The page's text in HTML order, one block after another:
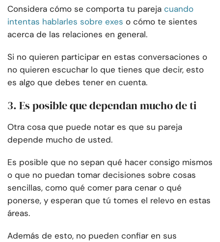
Considera cómo se comporta tu pareja cuando
intentas hablarles sobre exes o cómo te sientes
acerca de las relaciones en general.
Si no quieren participar en estas conversaciones o
no quieren escuchar lo que tienes que decir, esto
es algo que debes tener en cuenta.
3. Es posible que dependan mucho de ti
Otra cosa que puede notar es que su pareja
depende mucho de usted.
Es posible que no sepan qué hacer consigo mismos
o que no puedan tomar decisiones sobre cosas
sencillas, como qué comer para cenar o qué
ponerse, y esperan que tú tomes el relevo en estas
áreas.
Además de esto, no pueden confiar en sus